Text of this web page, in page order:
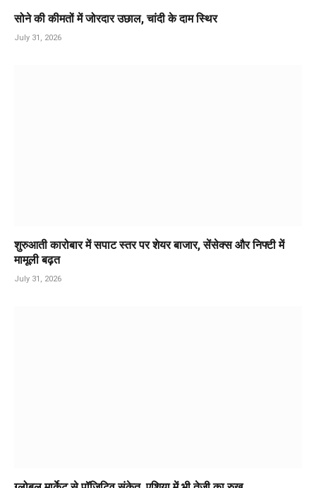
सोने की कीमतों में जोरदार उछाल, चांदी के दाम स्थिर
July 31, 2026
शुरुआती कारोबार में सपाट स्तर पर शेयर बाजार, सेंसेक्स और निफ्टी में
मामूली बढ़त
July 31, 2026